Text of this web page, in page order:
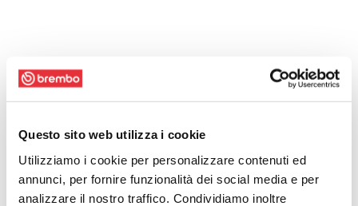
Questo sito web utilizza i cookie
Utilizziamo i cookie per personalizzare contenuti ed
annunci, per fornire funzionalità dei social media e per
analizzare il nostro traffico. Condividiamo inoltre